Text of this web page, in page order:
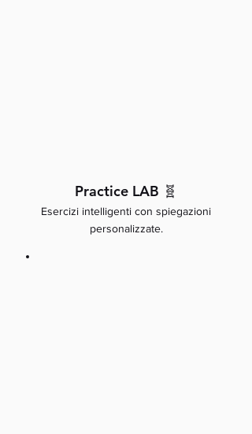
Practice LAB 🧬
Esercizi intelligenti con spiegazioni
personalizzate.